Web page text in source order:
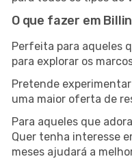
O que fazer em
Perfeita para aqueles
para explorar os
Pretende
uma maior oferta de
Para aqueles que
Quer tenha interesse
meses ajudará a